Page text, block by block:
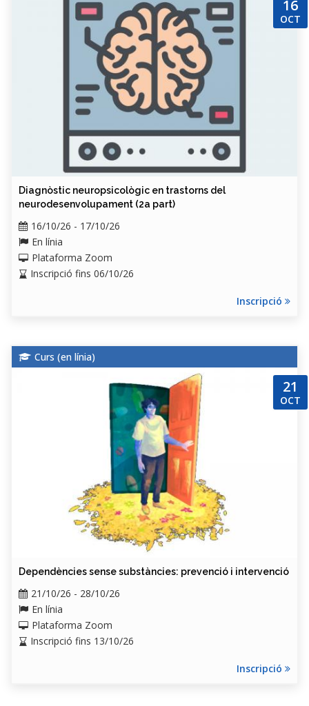
16
OCT
Diagnòstic neuropsicològic en trastorns del
neurodesenvolupament (2a part)
16/10/26 - 17/10/26
En línia
Plataforma Zoom
Inscripció fins 06/10/26
Inscripció
Curs (en línia)
21
OCT
Dependències sense substàncies: prevenció i intervenció
21/10/26 - 28/10/26
En línia
Plataforma Zoom
Inscripció fins 13/10/26
Inscripció